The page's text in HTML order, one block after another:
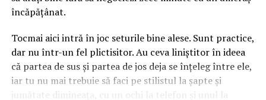
seodigital.ro, agenția targetseo.ro și o rețea de publicații
lifestyle și tehnologie.
Gândește-te la el ca la o piesă vestimentară cu
întâmplare pe dedesubt, ci cauți ce-l pune în valoare.
Aici e la fel. Albastrul cere ori contraste calde care îl
scot în față, ori tonuri reci care îl liniștesc și îl extind.
Sezonul intervine exact în decizia asta, pentru că ne
încăpățânat.
Tocmai aici intră în joc seturile bine alese. Sunt practice,
dar nu într-un fel plictisitor. Au ceva liniștitor în ideea
că partea de sus și partea de jos deja se înțeleg între ele,
iar tu nu mai trebuie să faci pe stilistul la șapte și
jumătate dimineața, cu un ochi la telefon și unul la